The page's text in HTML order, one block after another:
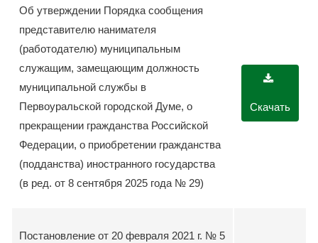
Об утверждении Порядка сообщения
представителю нанимателя
(работодателю) муниципальным
служащим, замещающим должность
муниципальной службы в
Первоуральской городской Думе, о
прекращении гражданства Российской
Федерации, о приобретении гражданства
(подданства) иностранного государства
(в ред. от 8 сентября 2025 года № 29)
Скачать
Постановление от 20 февраля 2021 г. № 5